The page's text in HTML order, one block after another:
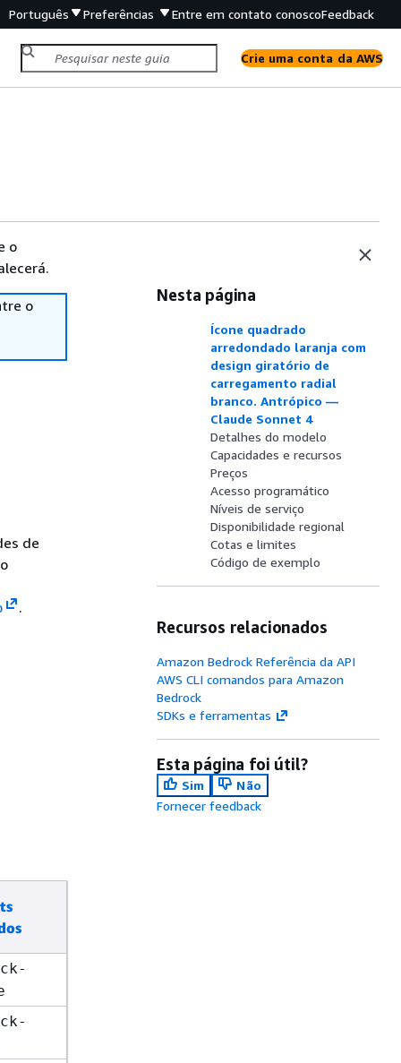
Português Preferências Entre em contato conoscoFeedback
Crie uma conta da AWS
o
o
de
.
Nesta página
Ícone quadrado
arredondado laranja com
design giratório de
carregamento radial
branco. Antrópico —
Claude Sonnet 4
Detalhes do modelo
Capacidades e recursos
Preços
Acesso programático
Níveis de serviço
Disponibilidade regional
Cotas e limites
Código de exemplo
Recursos relacionados
Amazon Bedrock Referência da API
AWS CLI comandos para Amazon
Bedrock
SDKs e ferramentas
Esta página foi útil?
Sim
Não
Fornecer feedback